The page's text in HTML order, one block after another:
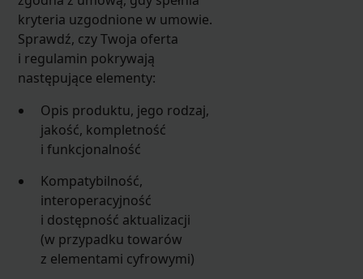
kryteria uzgodnione w umowie.
Sprawdź, czy Twoja oferta
i regulamin pokrywają
następujące elementy:
Opis produktu, jego rodzaj,
jakość, kompletność
i funkcjonalność
Kompatybilność,
interoperacyjność
i dostępność aktualizacji
(w przypadku towarów
z elementami cyfrowymi)